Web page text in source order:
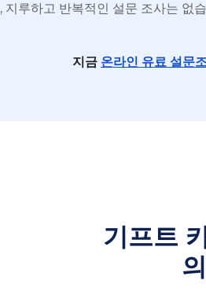
지루하고 반복적인 설문 조사는
지금 온라인 유료 설문
기프트